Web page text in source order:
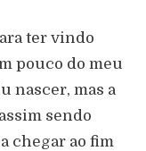
ter vindo
pouco do meu
nascer, mas a
sendo
chegar ao fim